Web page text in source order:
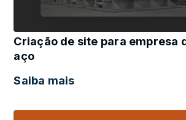
Criação de site para empresa
aço
Saiba mais